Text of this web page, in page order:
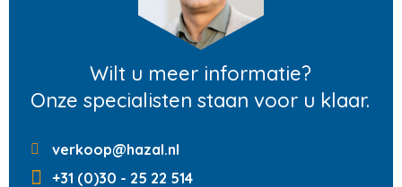
Wilt u meer informatie?
Onze specialisten staan voor u klaar.
verkoop@hazal.nl
+31 (0)30 - 25 22 514